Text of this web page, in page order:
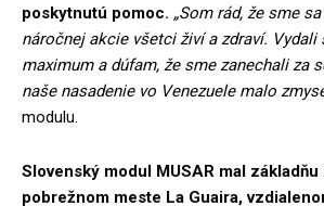
poskytnutú pomoc. „Som rád, že sme
náročnej akcie všetci živí a zdraví. Vydali
maximum a dúfam, že sme zanechali za
naše nasadenie vo Venezuele malo
modulu.
Slovenský modul MUSAR mal
pobrežnom meste La Guaira,